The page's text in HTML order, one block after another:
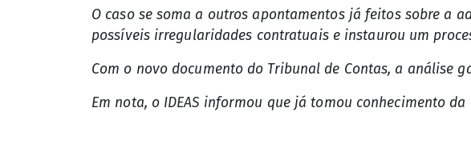
O caso se soma a outros apontamentos já feitos sobre a
possíveis irregularidades contratuais e instaurou um
Com o novo documento do Tribunal de Contas, a análise
Em nota, o IDEAS informou que já tomou conhecimento